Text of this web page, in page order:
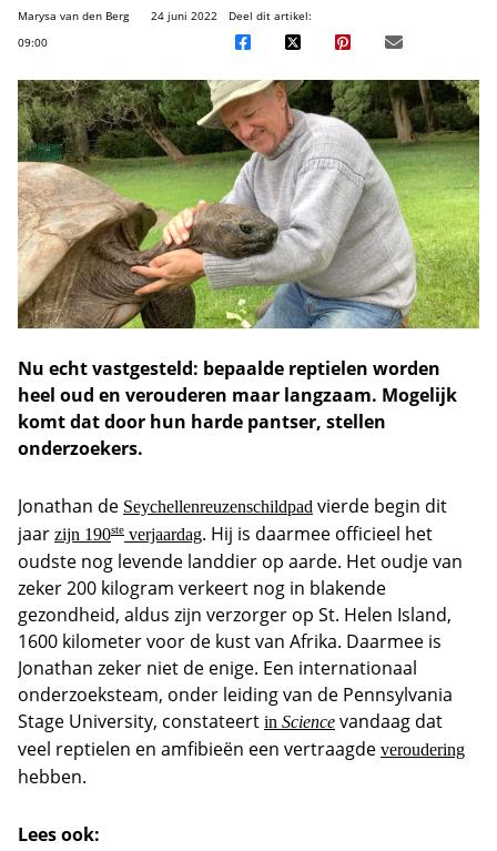
Marysa van den Berg
24 juni 2022
09:00
Deel dit artikel:
Nu echt vastgesteld: bepaalde reptielen worden
heel oud en verouderen maar langzaam. Mogelijk
komt dat door hun harde pantser, stellen
onderzoekers.
Jonathan de Seychellenreuzenschildpad vierde begin dit
jaar zijn 190ste verjaardag. Hij is daarmee officieel het
oudste nog levende landdier op aarde. Het oudje van
zeker 200 kilogram verkeert nog in blakende
gezondheid, aldus zijn verzorger op St. Helen Island,
1600 kilometer voor de kust van Afrika. Daarmee is
Jonathan zeker niet de enige. Een internationaal
onderzoeksteam, onder leiding van de Pennsylvania
Stage University, constateert in Science vandaag dat
veel reptielen en amfibieën een vertraagde veroudering
hebben.
Lees ook: